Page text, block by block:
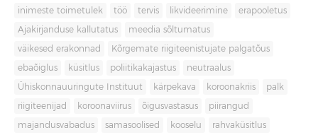
inimeste toimetulek töö tervis likvideerimine erapooletus
Ajakirjanduse kallutatus meedia sõltumatus
väikesed erakonnad Kõrgemate riigiteenistujate palgatõus
ebaõiglus küsitlus poliitikakajastus neutraalus
Ühiskonnauuringute Instituut kärpekava koroonakriis palk
riigiteenijad koroonaviirus õigusvastasus piirangud
majandusvabadus samasoolised kooselu rahvaküsitlus